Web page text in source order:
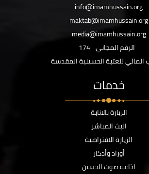
info@imamhussain.org
maktab@imamhussain.org
media@imamhussain.org
الرقم المجاني 174
المالي للعتبة الحسينية المقدسة
خدمات
الزيارة بالانابة
البث المباشر
الزيارة الافتراضية
أوراد وأذكار
اذاعة صوت الحسين